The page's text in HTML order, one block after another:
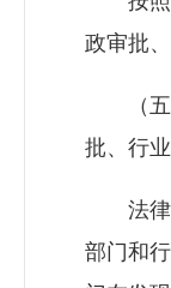
政审批
（五）
批、行
法律法
部门和